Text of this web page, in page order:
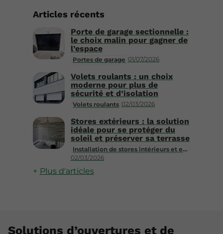
Articles récents
Portes de garage 01/07/2026
Porte de garage sectionnelle :
le choix malin pour gagner de
l’espace
Volets roulants 02/03/2026
Volets roulants : un choix
moderne pour plus de
sécurité et d’isolation
Installation de stores intérieurs et extérieurs
02/03/2026
Stores extérieurs : la solution
idéale pour se protéger du
soleil et préserver sa terrasse
Plus d'articles
Solutions d’ouvertures et de